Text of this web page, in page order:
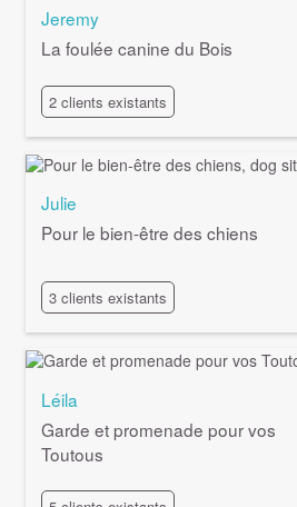
Jeremy
La foulée canine du Bois
2 clients existants
Julie
Pour le bien-être des chiens
3 clients existants
Léila
Garde et promenade pour vos
Toutous